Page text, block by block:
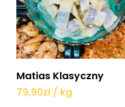
Dodaj do koszyka
Matias Klasyczny
79,90zł / kg